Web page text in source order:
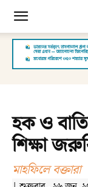
হক ও
শিক্ষা
মাহফিলে বক্তারা